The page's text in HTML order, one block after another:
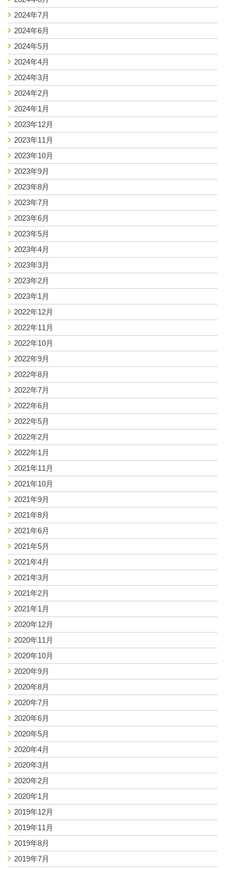
2024年7月
2024年6月
2024年5月
2024年4月
2024年3月
2024年2月
2024年1月
2023年12月
2023年11月
2023年10月
2023年9月
2023年8月
2023年7月
2023年6月
2023年5月
2023年4月
2023年3月
2023年2月
2023年1月
2022年12月
2022年11月
2022年10月
2022年9月
2022年8月
2022年7月
2022年6月
2022年5月
2022年2月
2022年1月
2021年11月
2021年10月
2021年9月
2021年8月
2021年6月
2021年5月
2021年4月
2021年3月
2021年2月
2021年1月
2020年12月
2020年11月
2020年10月
2020年9月
2020年8月
2020年7月
2020年6月
2020年5月
2020年4月
2020年3月
2020年2月
2020年1月
2019年12月
2019年11月
2019年8月
2019年7月